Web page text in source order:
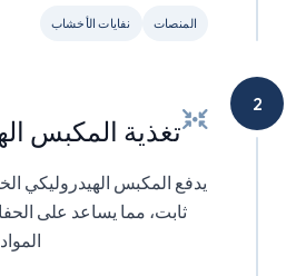
المنصات نفايات الأخشاب
2
تغذية المكبس
يدفع المكبس الهيدروليكي
ثابت، مما يساعد على